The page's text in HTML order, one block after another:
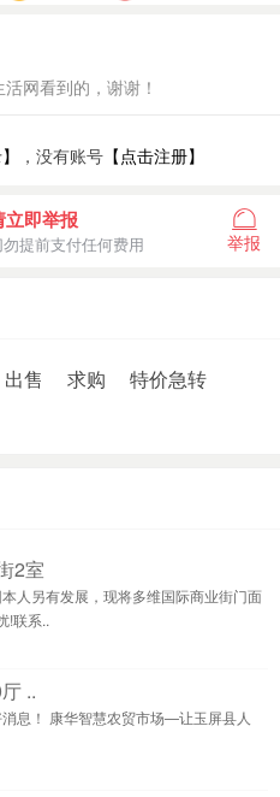
网看到的，谢谢！
，没有账号 【点击注册】
立即举报
提前支付任何费用 举报
出售 求购
特价急转
2室
人另有发展，现将多维国际商业街门面
!联系..
..
息！ 康华智慧农贸市场—让玉屏县人